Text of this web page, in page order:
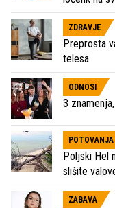
ZDRAVJE
Preprosta
telesa
ODNOSI
3
POTOVANJA
Poljski Hel
slišite
ZABAVA